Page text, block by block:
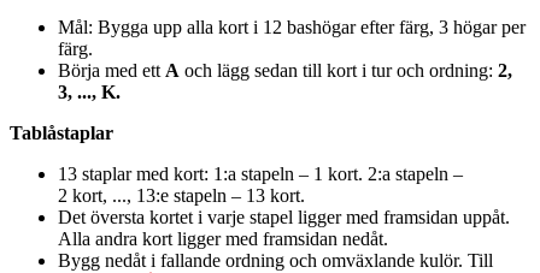
Mål: Bygga upp alla kort i 12 bashögar efter färg, 3 högar per
färg.
Börja med ett A och lägg sedan till kort i tur och ordning: 2,
3, ..., K.
Tablåstaplar
13 staplar med kort: 1:a stapeln – 1 kort. 2:a stapeln –
2 kort, ..., 13:e stapeln – 13 kort.
Det översta kortet i varje stapel ligger med framsidan uppåt.
Alla andra kort ligger med framsidan nedåt.
Bygg nedåt i fallande ordning och omväxlande kulör. Till